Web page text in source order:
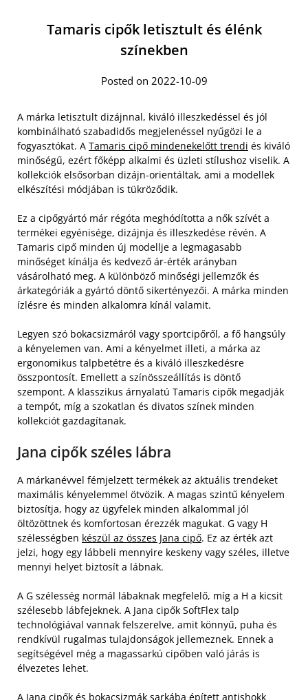
Tamaris cipők letisztult és élénk
színekben
Posted on 2022-10-09
A márka letisztult dizájnnal, kiváló illeszkedéssel és jól
kombinálható szabadidős megjelenéssel nyűgözi le a
fogyasztókat. A Tamaris cipő mindenekelőtt trendi és kiváló
minőségű, ezért főképp alkalmi és üzleti stílushoz viselik. A
kollekciók elsősorban dizájn-orientáltak, ami a modellek
elkészítési módjában is tükröződik.
Ez a cipőgyártó már régóta meghódította a nők szívét a
termékei egyénisége, dizájnja és illeszkedése révén. A
Tamaris cipő minden új modellje a legmagasabb
minőséget kínálja és kedvező ár-érték arányban
vásárolható meg. A különböző minőségi jellemzők és
árkategóriák a gyártó döntő sikertényezői. A márka minden
ízlésre és minden alkalomra kínál valamit.
Legyen szó bokacsizmáról vagy sportcipőről, a fő hangsúly
a kényelemen van. Ami a kényelmet illeti, a márka az
ergonomikus talpbetétre és a kiváló illeszkedésre
összpontosít. Emellett a színösszeállítás is döntő
szempont. A klasszikus árnyalatú Tamaris cipők megadják
a tempót, míg a szokatlan és divatos színek minden
kollekciót gazdagítanak.
Jana cipők széles lábra
A márkanévvel fémjelzett termékek az aktuális trendeket
maximális kényelemmel ötvözik. A magas szintű kényelem
biztosítja, hogy az ügyfelek minden alkalommal jól
öltözöttnek és komfortosan érezzék magukat. G vagy H
szélességben készül az összes Jana cipő. Ez az érték azt
jelzi, hogy egy lábbeli mennyire keskeny vagy széles, illetve
mennyi helyet biztosít a lábnak.
A G szélesség normál lábaknak megfelelő, míg a H a kicsit
szélesebb lábfejeknek. A Jana cipők SoftFlex talp
technológiával vannak felszerelve, amit könnyű, puha és
rendkívül rugalmas tulajdonságok jellemeznek. Ennek a
segítségével még a magassarkú cipőben való járás is
élvezetes lehet.
A Jana cipők és bokacsizmák sarkába épített antishokk